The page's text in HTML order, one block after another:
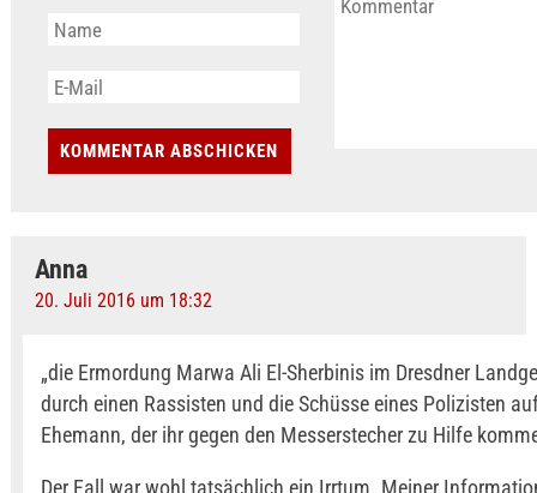
Anna
20. Juli 2016 um 18:32
„die Ermordung Marwa Ali El-Sherbinis im Dresdner
durch einen Rassisten und die Schüsse eines Polizisten
Ehemann, der ihr gegen den Messerstecher zu Hilfe
Der Fall war wohl tatsächlich ein Irrtum. Meiner